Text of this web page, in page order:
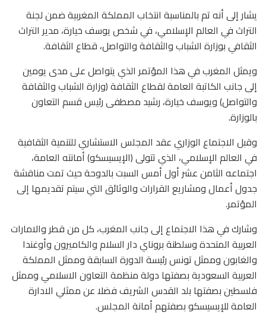
يشار إلى أنه تم بالمناسبة انتخاب المملكة المغربية ضمن لجنة
التراث في العالم الإسلامي، في شخص يوسف خيارة، مدير التراث
الثقافي بوزارة الشباب والثقافة والتواصل، قطاع الثقافة.
ويمثل المغرب في هذا المؤتمر الذي يتواصل على مدى يومين
إلى جانب الكاتبة العامة لقطاع الثقافة (وزارة الشباب والثقافة
والتواصل) ويوسف خيارة، رشيد مصطفى رئيس قسم التعاون
بالوزارة.
وقبل الاجتماع الوزاري عقد المجلس الاستشاري للتنمية الثقافية
في العالم الإسلامي، الذي تتولى (الإيسيسكو) أمانته العامة،
اجتماعه الثامن عشر أول أمس السبت بالدوحة حيث تمت مناقشة
جدول أعمال ومشاريع القرارات والوثائق التي سيتم تقديمها إلى
المؤتمر.
وشارك في هذا الاجتماع إلى جانب المغرب، كل من قطر والامارات
العربية المتحدة وسلطنة بروناي دار السلام والكاميرون وأوغندا
والغابون وممثل تونس رئيسة الدورة السابقة وممثل المملكة
العربية السعودية بصفتها دولة منظمة التعاون الاسلامي وممثل
فلسطين بصفتها بلد القدس الشريف فضلا عن ممثلي الادارة
العامة للإيسيسكو بصفتهم أمانة المجلس.